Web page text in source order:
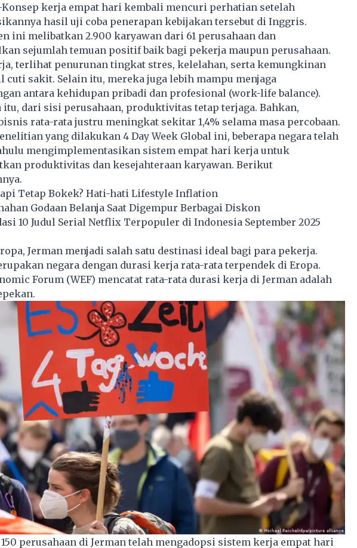
kerja empat hari kembali mencuri perhatian setelah
hasil uji coba penerapan kebijakan tersebut di Inggris.
ini melibatkan 2.900 karyawan dari 61 perusahaan dan
sejumlah temuan positif baik bagi pekerja maupun perusahaan.
terlihat penurunan tingkat stres, kelelahan, serta kemungkinan
cuti sakit. Selain itu, mereka juga lebih mampu menjaga
antara kehidupan pribadi dan profesional (work-life balance).
itu, dari sisi perusahaan, produktivitas tetap terjaga. Bahkan,
rata-rata justru meningkat sekitar 1,4% selama masa percobaan.
yang dilakukan 4 Day Week Global ini, beberapa negara telah
mengimplementasikan sistem empat hari kerja untuk
produktivitas dan kesejahteraan karyawan. Berikut
Tetap Bokek? Hati-hati Lifestyle Inflation
Godaan Belanja Saat Digempur Berbagai Diskon
10 Judul Serial Netflix Terpopuler di Indonesia September 2025
Jerman menjadi salah satu destinasi ideal bagi para pekerja.
negara dengan durasi kerja rata-rata terpendek di Eropa.
Forum (WEF) mencatat rata-rata durasi kerja di Jerman adalah
perusahaan di Jerman telah mengadopsi sistem kerja empat hari